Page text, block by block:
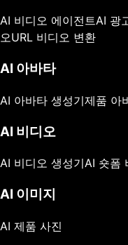
AI 비디오 에이전트AI 광
오URL 비디오 변환
AI 아바타
AI 아바타 생성기제품 아
AI 비디오
AI 비디오 생성기AI 숏폼
AI 이미지
AI 제품 사진